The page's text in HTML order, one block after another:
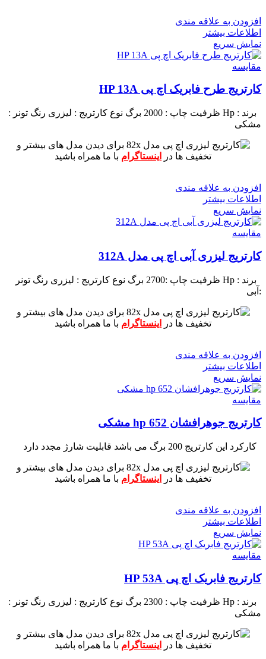
افزودن به علاقه مندی
اطلاعات بیشتر
نمایش سریع
مقايسه
کارتریج طرح فابریک اچ پی HP 13A
برند : Hp ظرفیت چاپ : 2000 برگ نوع کارتریج : لیزری رنگ تونر :
مشکی
برای دیدن مدل های بیشتر و
تخفیف ها در
اینستاگرام با ما همراه باشید
افزودن به علاقه مندی
اطلاعات بیشتر
نمایش سریع
مقايسه
کارتریج لیزری آبی اچ پی مدل 312A
برند : Hp ظرفیت چاپ :2700 برگ نوع کارتریج : لیزری رنگ تونر
:آبی
برای دیدن مدل های بیشتر و
تخفیف ها در
اینستاگرام با ما همراه باشید
افزودن به علاقه مندی
اطلاعات بیشتر
نمایش سریع
مقايسه
کارتریج جوهرافشان 652 hp مشکی
کارکرد این کارتریج 200 برگ می باشد قابلیت شارژ مجدد دارد
برای دیدن مدل های بیشتر و
تخفیف ها در
اینستاگرام با ما همراه باشید
افزودن به علاقه مندی
اطلاعات بیشتر
نمایش سریع
مقايسه
کارتریج فابریک اچ پی HP 53A
برند : Hp ظرفیت چاپ : 2300 برگ نوع کارتریج : لیزری رنگ تونر :
مشکی
برای دیدن مدل های بیشتر و
تخفیف ها در
اینستاگرام با ما همراه باشید